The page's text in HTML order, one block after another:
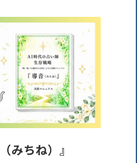
みちね）』